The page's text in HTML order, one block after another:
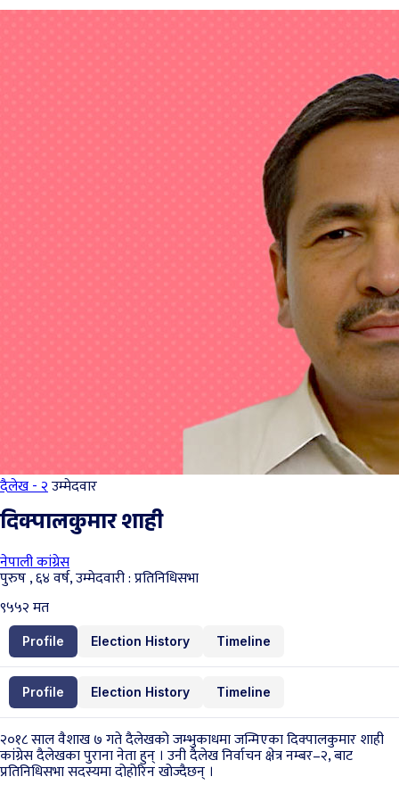
दैलेख - २उम्मेदवार
दिक्पालकुमार शाही
नेपाली कांग्रेस
पुरुष , ६४ वर्ष, उम्मेदवारी : प्रतिनिधिसभा
९५५२मत
Profile Election History Timeline
Profile Election History Timeline
२०१८ साल वैशाख ७ गते दैलेखको जम्भुकाधमा जन्मिएका दिक्पालकुमार शाही
कांग्रेस दैलेखका पुराना नेता हुन् । उनी दैलेख निर्वाचन क्षेत्र नम्बर–२, बाट
प्रतिनिधिसभा सदस्यमा दोहोरिन खोज्दैछन् ।